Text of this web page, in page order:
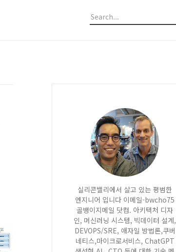
실리콘밸리에서 살고 있는 평범한
엔지니어 입니다 이메일-bwcho75
골뱅이지메일 닷컴. 아키텍처 디자
인, 머신러닝 시스템, 빅데이터 설계,
DEVOPS/SRE, 애자일 방법론,쿠버
네티스,마이크로서비스, ChatGPT